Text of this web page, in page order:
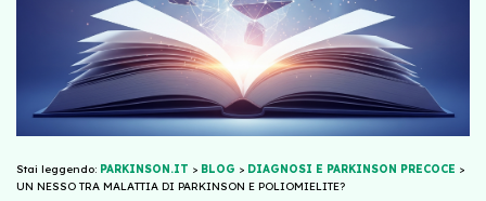
Stai leggendo: PARKINSON.IT > BLOG > DIAGNOSI E PARKINSON PRECOCE >
UN NESSO TRA MALATTIA DI PARKINSON E POLIOMIELITE?